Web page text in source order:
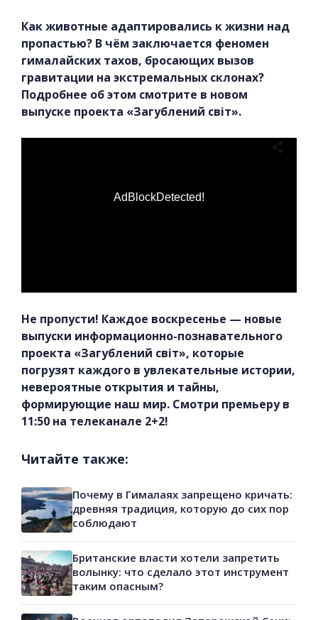
Как животные адаптировались к жизни над
пропастью? В чём заключается феномен
гималайских тахов, бросающих вызов
гравитации на экстремальных склонах?
Подробнее об этом смотрите в новом
выпуске проекта «Загублений світ».
AdBlockDetected!
Не пропусти! Каждое воскресенье — новые
выпуски информационно-познавательного
проекта «Загублений світ», которые
погрузят каждого в увлекательные истории,
невероятные открытия и тайны,
формирующие наш мир. Смотри премьеру в
11:50 на телеканале 2+2!
Читайте также:
Почему в Гималаях запрещено кричать:
древняя традиция, которую до сих пор
соблюдают
Британские власти хотели запретить
волынку: что сделало этот инструмент
таким опасным?